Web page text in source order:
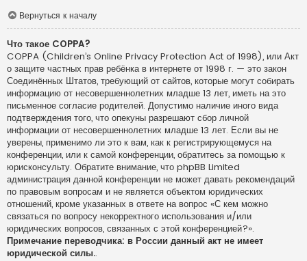
Вернуться к началу
Что такое COPPA?
COPPA (Children’s Online Privacy Protection Act of 1998), или Акт
о защите частных прав ребёнка в интернете от 1998 г. — это закон
Соединённых Штатов, требующий от сайтов, которые могут собирать
информацию от несовершеннолетних младше 13 лет, иметь на это
письменное согласие родителей. Допустимо наличие иного вида
подтверждения того, что опекуны разрешают сбор личной
информации от несовершеннолетних младше 13 лет. Если вы не
уверены, применимо ли это к вам, как к регистрирующемуся на
конференции, или к самой конференции, обратитесь за помощью к
юрисконсульту. Обратите внимание, что phpBB Limited
администрация данной конференции не может давать рекомендаций
по правовым вопросам и не является объектом юридических
отношений, кроме указанных в ответе на вопрос «С кем можно
связаться по вопросу некорректного использования и/или
юридических вопросов, связанных с этой конференцией?».
Примечание переводчика: в России данный акт не имеет
юридической силы..